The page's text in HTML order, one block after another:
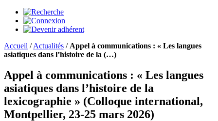
Accueil /Actualités / Appel à communications : « Les langues
asiatiques dans l’histoire de la (…)
Appel à communications : « Les langues
asiatiques dans l’histoire de la
lexicographie » (Colloque international,
Montpellier, 23-25 mars 2026)